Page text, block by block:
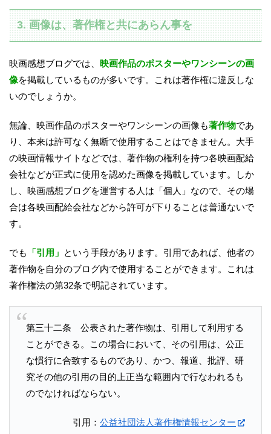
3. 画像は、著作権と共にあらん事を
映画感想ブログでは、 映画作品のポスターやワンシーンの画
像を掲載しているものが多いです。これは著作権に違反しな
いのでしょうか。
無論、映画作品のポスターやワンシーンの画像も著作物であ
り、本来は許可なく無断で使用することはできません。大手
の映画情報サイトなどでは、著作物の権利を持つ各映画配給
会社などが正式に使用を認めた画像を掲載しています。しか
し、映画感想ブログを運営する人は「個人」なので、その場
合は各映画配給会社などから許可が下りることは普通ないで
す。
でも 「引用」 という手段があります。引用であれば、他者の
著作物を自分のブログ内で使用することができます。これは
著作権法の第32条で明記されています。
第三十二条 公表された著作物は、引用して利用する
ことができる。この場合において、その引用は、公正
な慣行に合致するものであり、かつ、報道、批評、研
究その他の引用の目的上正当な範囲内で行なわれるも
のでなければならない。
引用： 公益社団法人著作権情報センター